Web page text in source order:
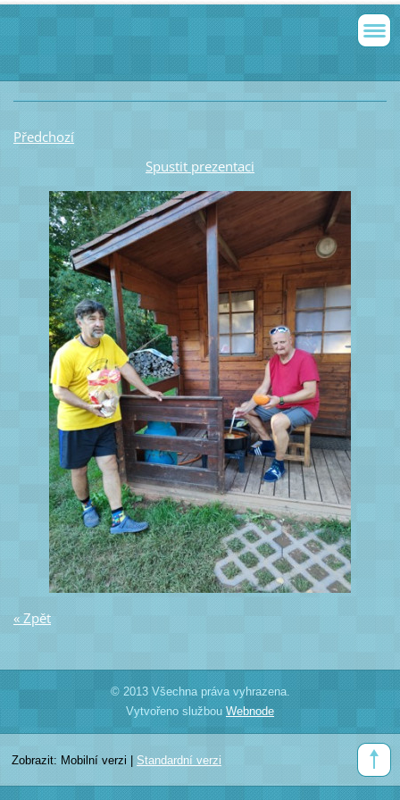
Předchozí
Spustit prezentaci
« Zpět
© 2013 Všechna práva vyhrazena.
Vytvořeno službou Webnode
Zobrazit: Mobilní verzi Standardní verzi